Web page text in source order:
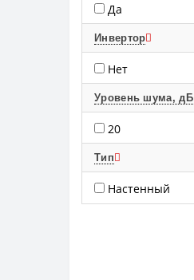
Да
Инвертор
Нет
Уровень шума, дБ
20
Тип
Настенный